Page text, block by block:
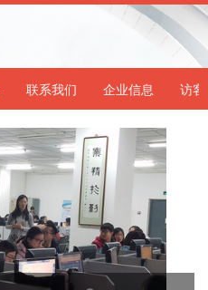
联系我们 企业信息 访客